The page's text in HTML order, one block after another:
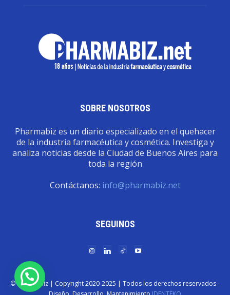
SOBRE NOSOTROS
Pharmabiz es un diario especializado en el quehacer
de la industria farmacéutica y cosmética. Investiga y
analiza noticias desde la Ciudad de Buenos Aires para
toda la región
Contáctanos: info@pharmabiz.net
SEGUINOS
© Pharmabiz | Copyrıght 2020-2025 | Todos los derechos reservados -